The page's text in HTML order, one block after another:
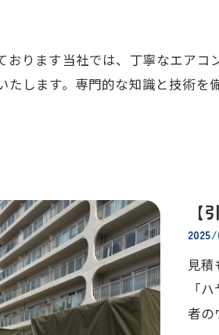
おります当社では、丁寧なエア
たします。専門的な知識と技術
【
見積
「
者